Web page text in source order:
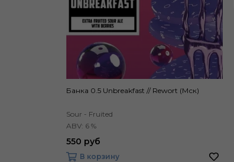
Банка 0.5 Unbreakfast // Rewort (Мск)
Sour - Fruited
ABV: 6 %
550 руб
В корзину